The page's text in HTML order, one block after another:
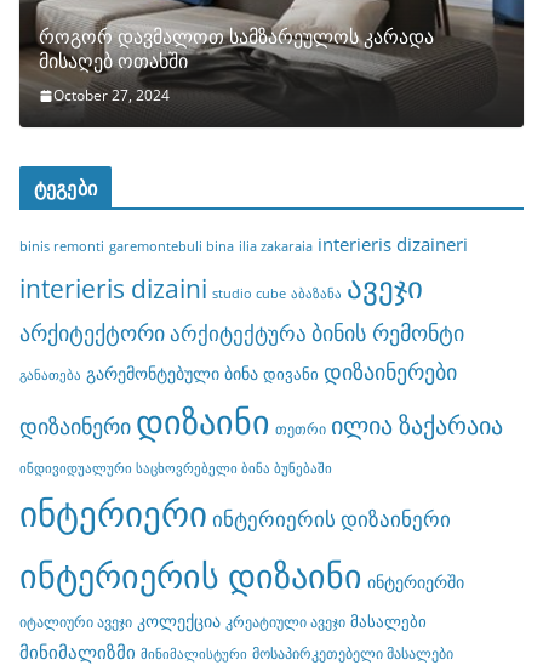
როგორ დავმალოთ სამზარეულოს კარადა
მისაღებ ოთახში
October 27, 2024
ტეგები
binis remonti garemontebuli bina ilia zakaraia interieris dizaineri
interieris dizaini studio cube აბაზანა ავეჯი
არქიტექტორიარქიტექტურა ბინის რემონტი
განათება გარემონტებული ბინა დივანი დიზაინერები
დიზაინერი დიზაინი თეთრი ილია ზაქარაია
ინდივიდუალური საცხოვრებელი ბინა ბუნებაში
ინტერიერი ინტერიერის დიზაინერი
ინტერიერის დიზაინი ინტერიერში
იტალიური ავეჯი კოლექცია კრეატიული ავეჯი მასალები
მინიმალიზმი მინიმალისტური მოსაპირკეთებელი მასალები